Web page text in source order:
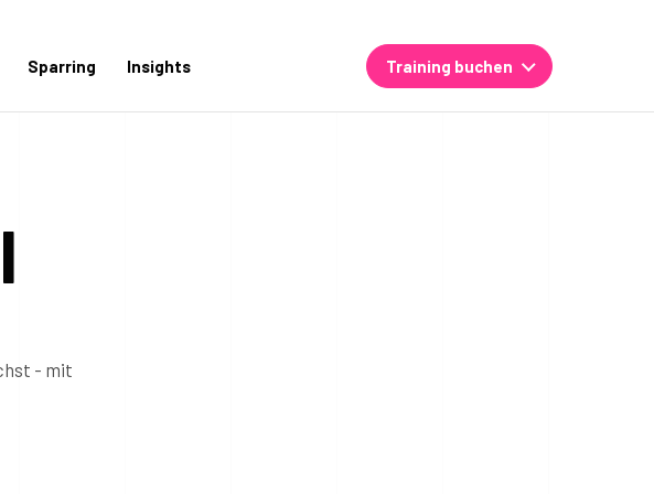
Sparring Insights Training buchen
- mit